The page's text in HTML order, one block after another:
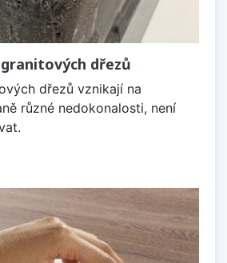
dřezů
dřezů vznikají na
různé nedokonalosti, není